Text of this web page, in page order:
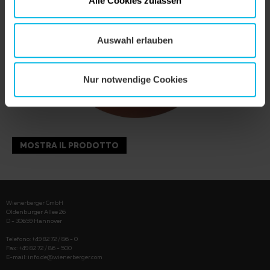
Auswahl erlauben
Nur notwendige Cookies
MOSTRA IL PRODOTTO
Wienerberger GmbH
Oldenburger Allee 26
D - 30659 Hannover
Telefono: +49 82 72 / 86 - 0
Fax: +49 82 72 / 86 - 500
E-mail: info.de@wienerberger.com